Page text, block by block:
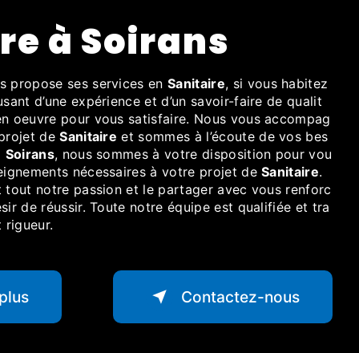
à Soirans
propose ses services enSanitaire, si vous habitez
d’une expérience et d’un savoir-faire de qualit
oeuvre pour vous satisfaire. Nous vous accompag
deSanitaire et sommes à l’écoute de vos bes
Soirans, nous sommes à votre disposition pour vou
nécessaires à votre projet deSanitaire.
notre passion et le partager avec vous renforc
de réussir. Toute notre équipe est qualifiée et tra
Contactez-nous